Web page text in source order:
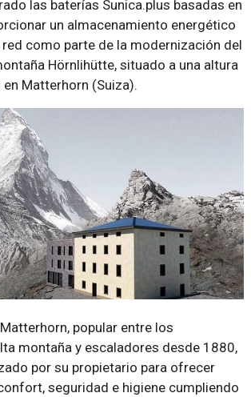
las baterías Sunica.plus basadas en
un almacenamiento energético
como parte de la modernización del
Hörnlihütte, situado a una altura
Matterhorn (Suiza).
popular entre los
montaña y escaladores desde 1880,
por su propietario para ofrecer
seguridad e higiene cumpliendo